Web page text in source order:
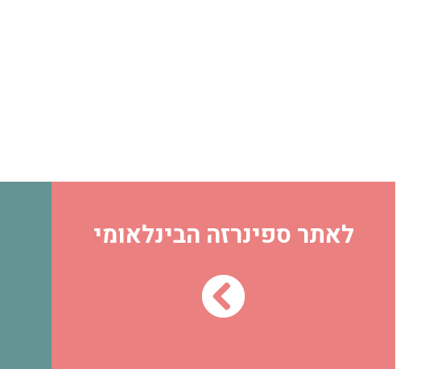
לאתר ספינרזה הבינלאומי